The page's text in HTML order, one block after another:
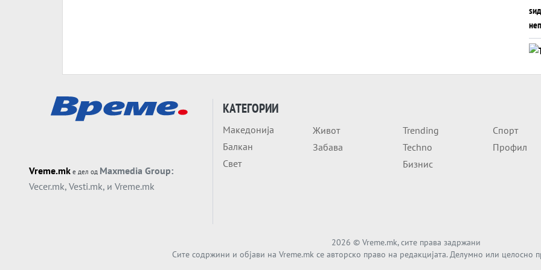
Vreme.mk е дел од Maxmedia Group:
Vecer.mk, Vesti.mk, и Vreme.mk
КАТЕГОРИИ
Македонија
Балкан
Свет
Живот
Забава
Trending
Techno
Бизнис
Спорт
Профил
2026 © Vreme.mk, сите права задржани
Сите содржини и објави на Vreme.mk се авторско право на редакцијата. Делумно или целосно